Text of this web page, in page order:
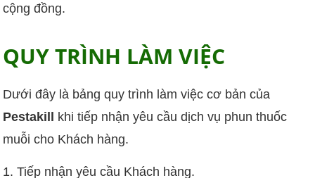
cộng đồng.
QUY TRÌNH LÀM VIỆC
Dưới đây là bảng quy trình làm việc cơ bản của
Pestakill
khi tiếp nhận yêu cầu dịch vụ phun thuốc
muỗi cho Khách hàng.
Tiếp nhận yêu cầu Khách hàng.